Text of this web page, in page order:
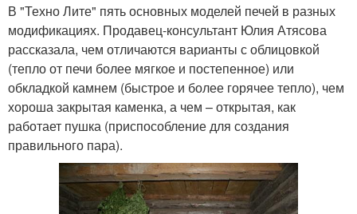
В "Техно Лите" пять основных моделей печей в разных
модификациях. Продавец-консультант Юлия Атясова
рассказала, чем отличаются варианты с облицовкой
(тепло от печи более мягкое и постепенное) или
обкладкой камнем (быстрое и более горячее тепло), чем
хороша закрытая каменка, а чем – открытая, как
работает пушка (приспособление для создания
правильного пара).